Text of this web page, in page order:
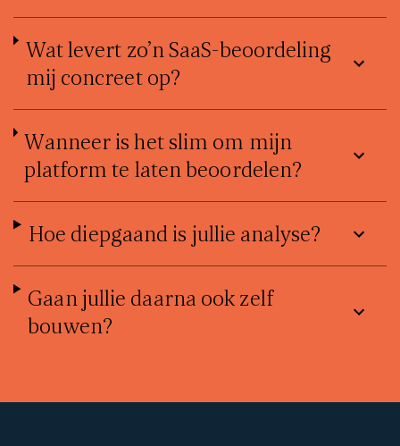
Wat levert zo’n SaaS-beoordeling
mij concreet op?
Wanneer is het slim om mijn
platform te laten beoordelen?
Hoe diepgaand is jullie analyse?
Gaan jullie daarna ook zelf
bouwen?